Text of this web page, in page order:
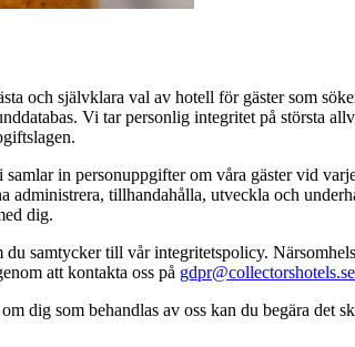
och självklara val av hotell för gäster som
Vi tar personlig integritet på
in personuppgifter om våra gäster vid
administrera, tillhandahålla, utveckla och
dig.
samtycker till vår integritetspolicy.
att kontakta oss på gdpr@collectorshotels.se
dig som behandlas av oss kan du begära det